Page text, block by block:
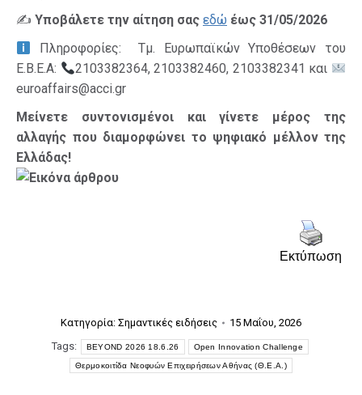
✍️ Υποβάλετε την αίτηση σας εδώ έως 31/05/2026
Πληροφορίες: Τμ. Ευρωπαϊκών Υποθέσεων του
Ε.Β.Ε.Α:
2103382364, 2103382460, 2103382341 και
euroaffairs@acci.gr
Μείνετε συντονισμένοι και γίνετε μέρος της
αλλαγής που διαμορφώνει το ψηφιακό μέλλον της
Ελλάδας!
Εκτύπωση
Κατηγορία: Σημαντικές ειδήσεις
15 Μαΐου, 2026
Tags:
BEYOND 2026 18.6.26 Open Innovation Challenge
Θερμοκοιτίδα Νεοφυών Επιχειρήσεων Αθήνας (Θ.Ε.Α.)